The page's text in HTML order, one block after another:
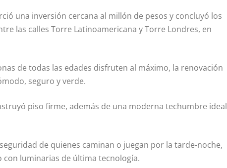
una inversión cercana al millón de pesos y concluyó los
las calles Torre Latinoamericana y Torre Londres, en
de todas las edades disfruten al máximo, la renovación
seguro y verde.
piso firme, además de una moderna techumbre ideal
de quienes caminan o juegan por la tarde-noche,
luminarias de última tecnología.